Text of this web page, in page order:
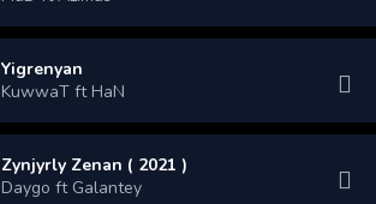
Yigrenyan
KuwwaT ft HaN
Zynjyrly Zenan ( 2021 )
Daygo ft Galantey